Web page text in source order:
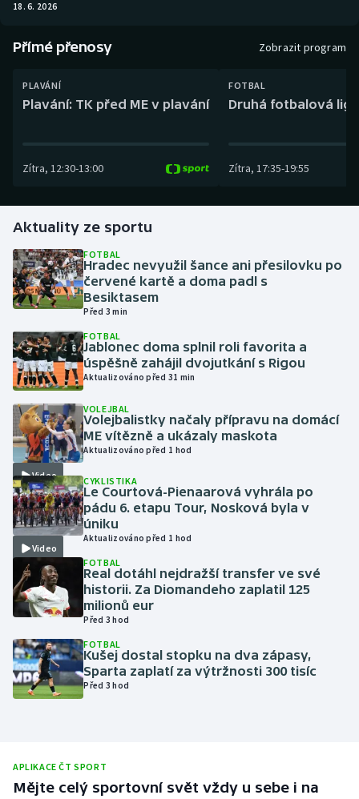
Florbal
Golf
Házená
Jezdectví
Judo
Krasobruslení
Lezení
Lyže a snowboard
Moderní pětiboj
Motorsport
Olympijské hry
Parasport
Plavání
Plážový volejbal
Rychlostní kanoistika
18. 6. 2026
Přímé přenosy Zobrazit program
PLAVÁNÍ
Plavání: TK před ME v plavání
Zítra, 12:30-13:00
FOTBAL
Druhá fotbalová
Zítra, 17:35-19:55
Aktuality ze sportu
FOTBAL
Hradec nevyužil šance ani přesilovku po
červené kartě a doma padl s
Besiktasem
Před 3 min
FOTBAL
Jablonec doma splnil roli favorita a
úspěšně zahájil dvojutkání s Rigou
Aktualizováno před 31 min
Video
VOLEJBAL
Volejbalistky načaly přípravu na domácí
ME vítězně a ukázaly maskota
Aktualizováno před 1 hod
Video
CYKLISTIKA
Le Courtová-Pienaarová vyhrála po
pádu 6. etapu Tour, Nosková byla v
úniku
Aktualizováno před 1 hod
FOTBAL
Real dotáhl nejdražší transfer ve své
historii. Za Diomandeho zaplatil 125
milionů eur
Před 3 hod
FOTBAL
Kušej dostal stopku na dva zápasy,
Sparta zaplatí za výtržnosti 300 tisíc
Před 3 hod
APLIKACE ČT SPORT
Mějte celý sportovní svět vždy u sebe i na